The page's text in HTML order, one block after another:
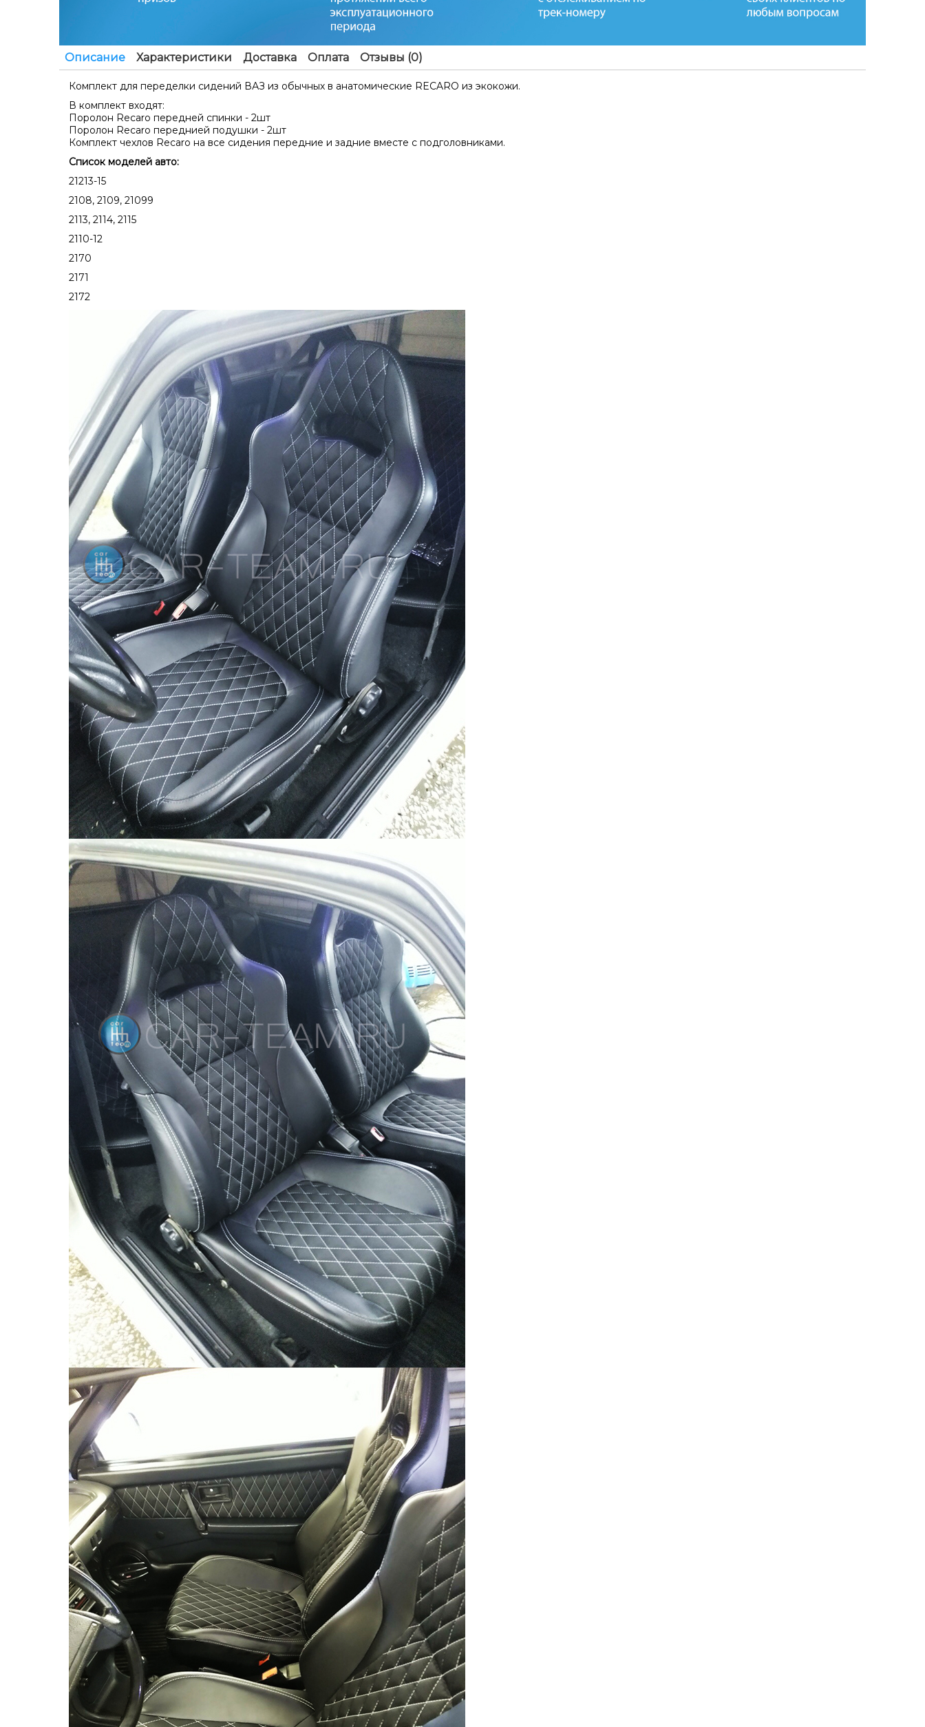
Описание Характеристики Доставка Оплата Отзывы (0)
Комплект для переделки сидений ВАЗ из обычных в анатомические RECARO из экокожи.
В комплект входят:
Поролон Recaro передней спинки - 2шт
Поролон Recaro переднией подушки - 2шт
Комплект чехлов Recaro на все сидения передние и задние вместе с подголовниками.
Список моделей авто:
21213-15
2108, 2109, 21099
2113, 2114, 2115
2110-12
2170
2171
2172